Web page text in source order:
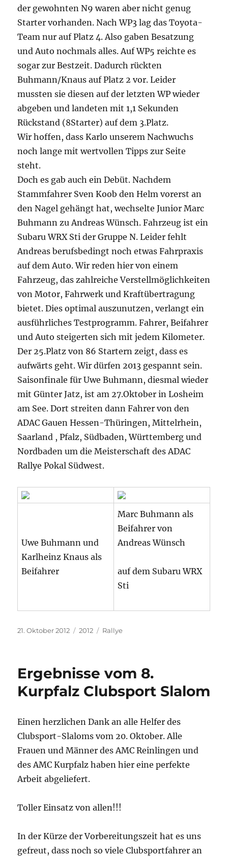
der gewohnten N9 waren aber nicht genug
Starter vorhanden. Nach WP3 lag das Toyota-
Team nur auf Platz 4. Also gaben Besatzung
und Auto nochmals alles. Auf WP5 reichte es
sogar zur Bestzeit. Dadurch rückten
Buhmann/Knaus auf Platz 2 vor. Leider
mussten sie diesen auf der letzten WP wieder
abgeben und landeten mit 1,1 Sekunden
Rückstand (8Starter) auf dem 3.Platz.
Wir hoffen, dass Karlo unserem Nachwuchs
noch lange mit wertvollen Tipps zur Seite
steht.
Doch es gab auch ein Debüt. Nachdem
Stammfahrer Sven Koob den Helm vorerst an
den Nagel gehängt hat, wechselte Junior Marc
Buhmann zu Andreas Wünsch. Fahrzeug ist ein
Subaru WRX Sti der Gruppe N. Leider fehlt
Andreas berufsbedingt noch etwas Fahrpraxis
auf dem Auto. Wir reden hier von einem
Fahrzeug, das zahlreiche Verstellmöglichkeiten
von Motor, Fahrwerk und Kraftübertragung
bietet. Dies optimal auszunutzen, verlangt ein
ausführliches Testprogramm. Fahrer, Beifahrer
und Auto steigerten sich mit jedem Kilometer.
Der 25.Platz von 86 Startern zeigt, dass es
aufwärts geht. Wir dürfen 2013 gespannt sein.
Saisonfinale für Uwe Buhmann, diesmal wieder
mit Günter Jatz, ist am 27.Oktober in Losheim
am See. Dort streiten dann Fahrer von den
ADAC Gauen Hessen-Thüringen, Mittelrhein,
Saarland , Pfalz, Südbaden, Württemberg und
Nordbaden um die Meisterschaft des ADAC
Rallye Pokal Südwest.
Uwe Buhmann und
Karlheinz Knaus als
Beifahrer
Marc Buhmann als
Beifahrer von
Andreas Wünsch
auf dem Subaru WRX
Sti
Veröffentlicht
21. Oktober 2012 Kategorien
2012 Schlagwörter
Rallye
Ergebnisse vom 8.
Kurpfalz Clubsport Slalom
Einen herzlichen Dank an alle Helfer des
Clubsport-Slaloms vom 20. Oktober. Alle
Frauen und Männer des AMC Reinlingen und
des AMC Kurpfalz haben hier eine perfekte
Arbeit abgeliefert.
Toller Einsatz von allen!!!
In der Kürze der Vorbereitungszeit hat es uns
gefreut, dass noch so viele Clubsportfahrer an